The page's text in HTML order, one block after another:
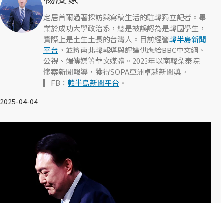
定居首爾過著採訪與寫稿生活的駐韓獨立記者。畢
業於成功大學政治系，總是被誤認為是韓國學生，
實際上是土生土長的台灣人。目前經營韓半島新聞
平台 ，並將南北韓報導與評論供應給BBC中文網、
公視、端傳媒等華文媒體。2023年以南韓梨泰院
慘案新聞報導，獲得SOPA亞洲卓越新聞獎。
▎FB： 韓半島新聞平台 。
2025-04-04